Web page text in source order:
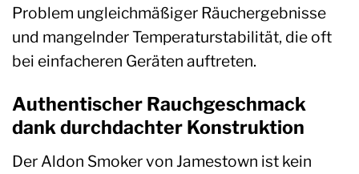
Problem ungleichmäßiger Räuchergebnisse
und mangelnder Temperaturstabilität, die oft
bei einfacheren Geräten auftreten.
Authentischer Rauchgeschmack
dank durchdachter Konstruktion
Der Aldon Smoker von Jamestown ist kein